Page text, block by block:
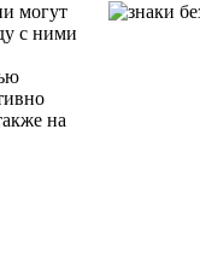
могут
с ними
на